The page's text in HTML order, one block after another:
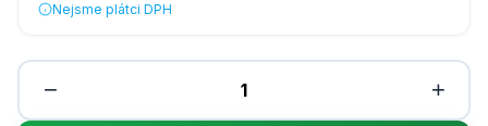
Nejsme plátci DPH
− +